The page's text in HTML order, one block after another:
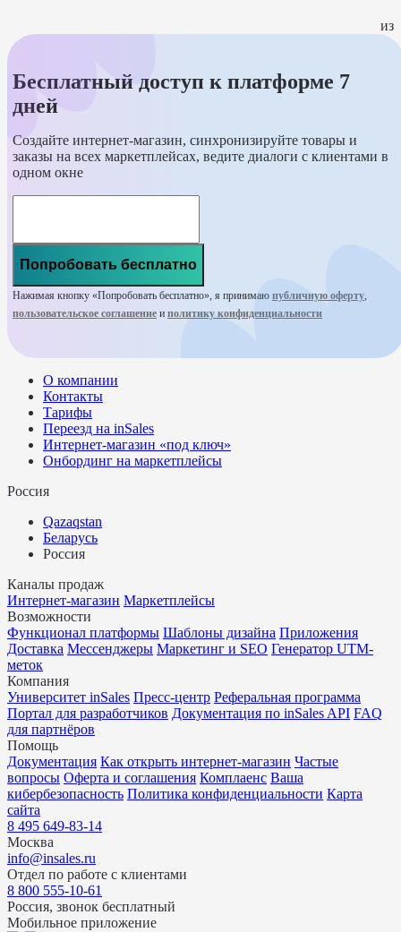
из
Бесплатный доступ к платформе 7
дней
Создайте интернет-магазин, синхронизируйте товары и
заказы на всех маркетплейсах, ведите диалоги с клиентами в
одном окне
Попробовать бесплатно
Нажимая кнопку «Попробовать бесплатно», я принимаю публичную оферту,
пользовательское соглашение и политику конфиденциальности
О компании
Контакты
Тарифы
Переезд на inSales
Интернет-магазин «под ключ»
Онбординг на маркетплейсы
Россия
Qazaqstan
Беларусь
Россия
Каналы продаж
Интернет-магазин Маркетплейсы
Возможности
Функционал платформы Шаблоны дизайна Приложения
Доставка Мессенджеры Маркетинг и SEO Генератор UTM-
меток
Компания
Университет inSales Пресс-центр Реферальная программа
Портал для разработчиков Документация по inSales API FAQ
для партнёров
Помощь
Документация Как открыть интернет-магазин Частые
вопросы Оферта и соглашения Комплаенс Ваша
кибербезопасность Политика конфиденциальности Карта
сайта
8 495 649-83-14
Москва
info@insales.ru
Отдел по работе с клиентами
8 800 555-10-61
Россия, звонок бесплатный
Мобильное приложение